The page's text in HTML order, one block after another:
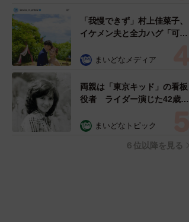
「我慢できず」村上佳菜子、
イケメン夫と全力ハグ「可愛
まいどなメディア
両親は「東京キッド」の看板
役者 ライダー演じた42歳元
ングフォト」計画を明言
まいどなトピック
６位以降を見る